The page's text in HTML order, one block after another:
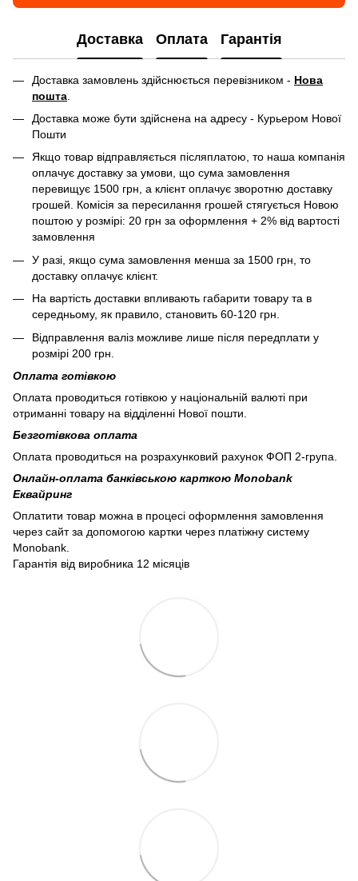
Доставка Оплата Гарантія
Доставка замовлень здійснюється перевізником - Нова
пошта
Доставка може бути здійснена на адресу - Курьером Нової
Пошти
Якщо товар відправляється післяплатою, то наша компанія
оплачує доставку за умови, що сума замовлення
перевищує 1500 грн, а клієнт оплачує зворотню доставку
грошей. Комісія за пересилання грошей стягується Новою
поштою у розмірі: 20 грн за оформлення + 2% від вартості
замовлення
У разі, якщо сума замовлення менша за 1500 грн, то
доставку оплачує клієнт.
На вартість доставки впливають габарити товару та в
середньому, як правило, становить 60-120 грн.
Відправлення валіз можливе лише після передплати у
розмірі 200 грн.
Оплата готівкою
Оплата проводиться готівкою у національній валюті при
отриманні товару на відділенні Нової пошти.
Безготівкова оплата
Оплата проводиться на розрахунковий рахунок ФОП 2-група.
Онлайн-оплата банківською карткою Monobank
Еквайринг
Оплатити товар можна в процесі оформлення замовлення
через сайт за допомогою картки через платіжну систему
Monobank.
Гарантія від виробника 12 місяців